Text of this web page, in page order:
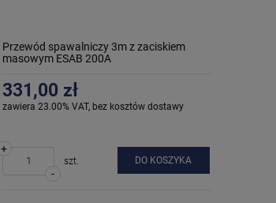
Przewód spawalniczy 3m z zaciskiem
masowym ESAB 200A
331,00 zł
zawiera 23.00% VAT, bez kosztów dostawy
-
+
szt. DO KOSZYKA